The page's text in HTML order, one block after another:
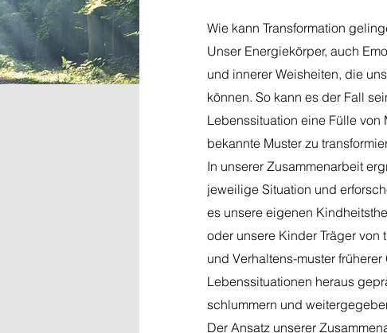
Wie kann Transformation
Unser Energiekörper, auch
und innerer Weisheiten, die
können. So kann es der Fall
Lebenssituation eine Fülle
bekannte Muster zu
In unserer Zusammenarbeit
jeweilige Situation und
es unsere eigenen
oder unsere Kinder Träger
und Verhaltens-muster
Lebenssituationen heraus
schlummern und
Der Ansatz unserer